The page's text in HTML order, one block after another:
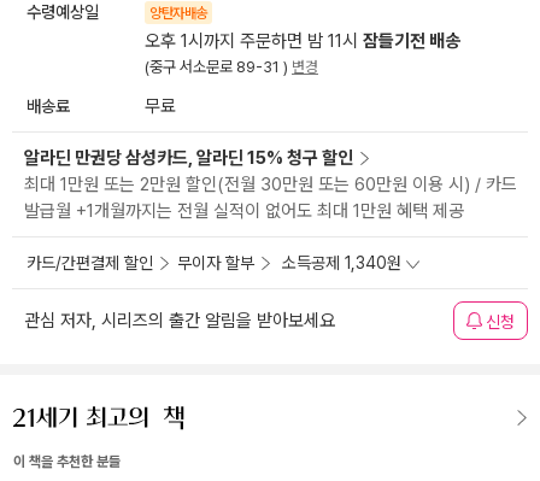
수령예상일 양탄자배송
오후 1시까지 주문하면 밤 11시 잠들기전 배송
(중구 서소문로 89-31 ) 변경
배송료 무료
알라딘 만권당 삼성카드, 알라딘 15% 청구 할인
최대 1만원 또는 2만원 할인(전월 30만원 또는 60만원 이용 시) / 카드
발급월 +1개월까지는 전월 실적이 없어도 최대 1만원 혜택 제공
카드/간편결제 할인 무이자 할부 소득공제 1,340원
관심 저자, 시리즈의 출간 알림을 받아보세요 신청
이 책을 추천한 분들